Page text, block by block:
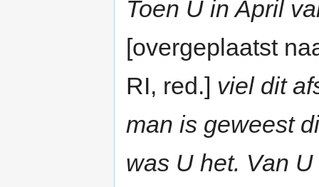
Toen U in April
[overgeplaatst
RI, red.] viel dit
man is geweest
was U het. Van